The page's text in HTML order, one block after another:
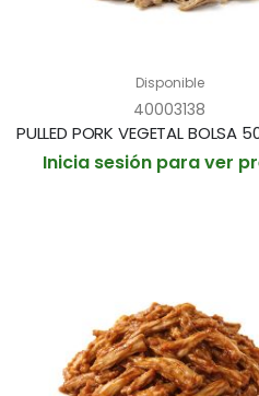
Disponible
40003138
Inicia sesión para ver